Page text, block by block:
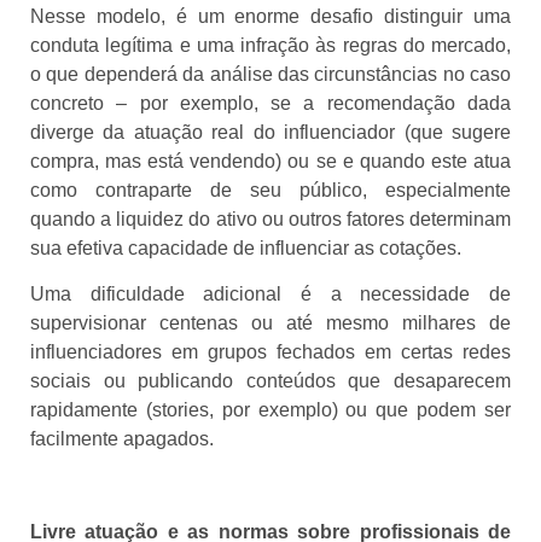
Nesse modelo, é um enorme desafio distinguir uma
conduta legítima e uma infração às regras do mercado,
o que dependerá da análise das circunstâncias no caso
concreto – por exemplo, se a recomendação dada
diverge da atuação real do influenciador (que sugere
compra, mas está vendendo) ou se e quando este atua
como contraparte de seu público, especialmente
quando a liquidez do ativo ou outros fatores determinam
sua efetiva capacidade de influenciar as cotações.
Uma dificuldade adicional é a necessidade de
supervisionar centenas ou até mesmo milhares de
influenciadores em grupos fechados em certas redes
sociais ou publicando conteúdos que desaparecem
rapidamente (stories, por exemplo) ou que podem ser
facilmente apagados.
Livre atuação e as normas sobre profissionais de